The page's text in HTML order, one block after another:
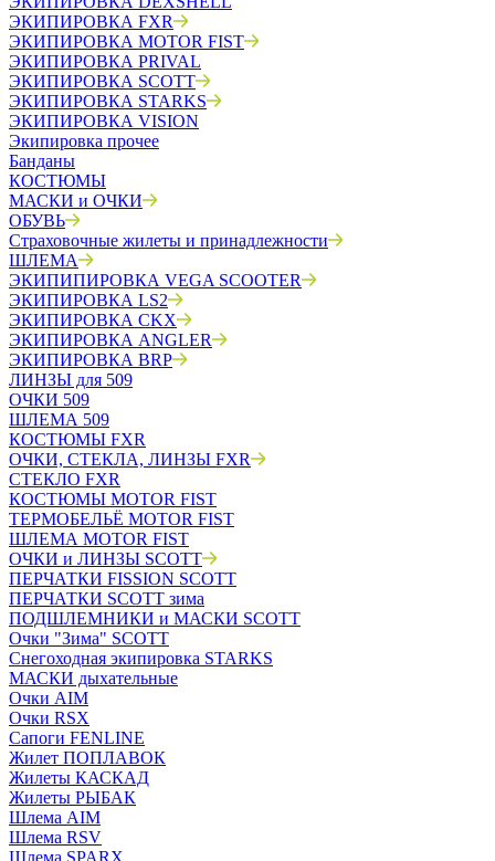
ЭКИПИРОВКА FXR
ЭКИПИРОВКА MOTOR FIST
ЭКИПИРОВКА PRIVAL
ЭКИПИРОВКА SCOTT
ЭКИПИРОВКА STARKS
ЭКИПИРОВКА VISION
Экипировка прочее
Банданы
КОСТЮМЫ
МАСКИ и ОЧКИ
ОБУВЬ
Страховочные жилеты и принадлежности
ШЛЕМА
ЭКИПИПИРОВКА VEGA SCOOTER
ЭКИПИРОВКА LS2
ЭКИПИРОВКА CKX
ЭКИПИРОВКА ANGLER
ЭКИПИРОВКА BRP
ЛИНЗЫ для 509
ОЧКИ 509
ШЛЕМА 509
КОСТЮМЫ FXR
ОЧКИ, СТЕКЛА, ЛИНЗЫ FXR
СТЕКЛО FXR
КОСТЮМЫ MOTOR FIST
ТЕРМОБЕЛЬЁ MOTOR FIST
ШЛЕМА MOTOR FIST
ОЧКИ и ЛИНЗЫ SCOTT
ПЕРЧАТКИ FISSION SCOTT
ПЕРЧАТКИ SCOTT зима
ПОДШЛЕМНИКИ и МАСКИ SCOTT
Очки "Зима" SCOTT
Снегоходная экипировка STARKS
МАСКИ дыхательные
Очки AIM
Очки RSX
Сапоги FENLINE
Жилет ПОПЛАВОК
Жилеты КАСКАД
Жилеты РЫБАК
Шлема AIM
Шлема RSV
Шлема SPARX